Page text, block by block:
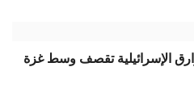
الإسرائيلية تقصف وسط غزة